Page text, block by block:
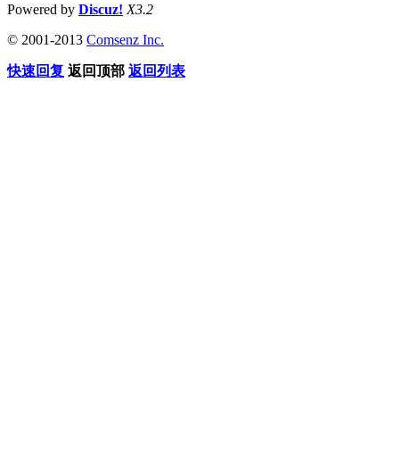
Powered by Discuz! X3.2
© 2001-2013 Comsenz Inc.
快速回复 返回顶部 返回列表